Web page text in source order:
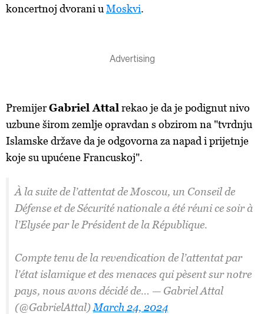
koncertnoj dvorani u Moskvi.
PremijerGabriel Attal rekao je da je podignut nivo
uzbune širom zemlje opravdan s obzirom na "tvrdnju
Islamske države da je odgovorna za napad i prijetnje
koje su upućene Francuskoj".
À la suite de l’attentat de Moscou, un Conseil de
Défense et de Sécurité nationale a été réuni ce soir à
l’Elysée par le Président de la République.
Compte tenu de la revendication de l’attentat par
l’état islamique et des menaces qui pèsent sur notre
pays, nous avons décidé de… — Gabriel Attal
(@GabrielAttal)March 24, 2024